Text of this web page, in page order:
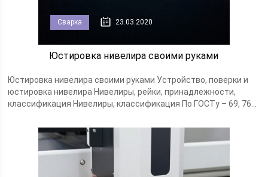
Сварка 23.03.2020
Юстировка нивелира своими руками
Юстировка нивелира своими руками Устройство, поверки и
юстировка нивелира Нивелиры, рейки, принадлежности,
классификация Нивелиры, классификация По ГОСТу – 69, 76...